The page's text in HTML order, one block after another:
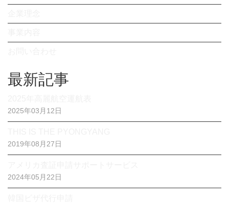
最新記事
2025年03月12日
2019年08月27日
2024年05月22日